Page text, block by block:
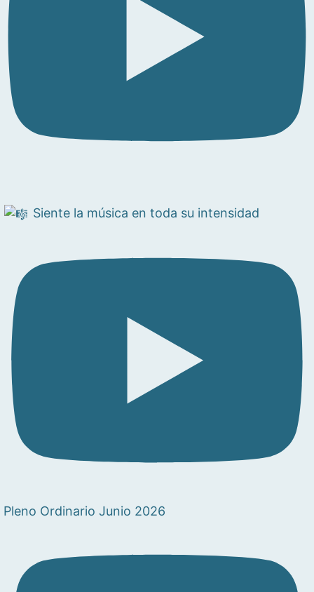
Siente la música en toda su intensidad
Pleno Ordinario Junio 2026